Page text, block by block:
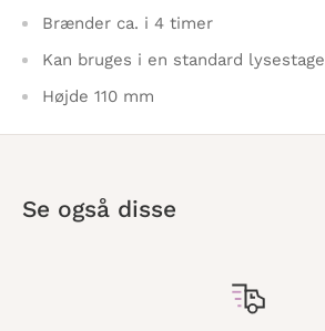
Brænder ca. i 4 timer
Kan bruges i en standard lysestage
Højde 110 mm
Se også disse